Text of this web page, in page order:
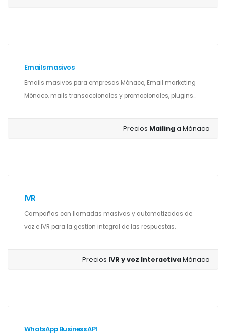
Emails masivos
Emails masivos para empresas Mónaco, Email marketing
Mónaco, mails transaccionales y promocionales, plugins...
Precios Mailinga Mónaco
IVR
Campañas con llamadas masivas y automatizadas de
voz e IVR para la gestion integral de las respuestas.
Precios IVR y voz InteractivaMónaco
WhatsApp Business API